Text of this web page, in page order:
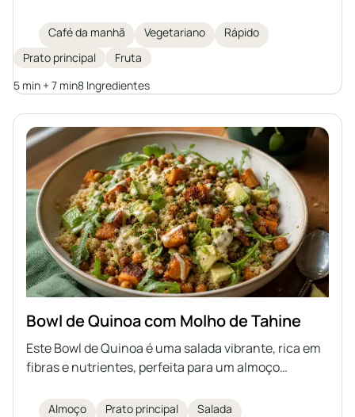
almoço ou jantar rápido, saudável e leve. Cada um
pode enriquecer a aveia com as suas frutas
favoritas ou substituições para criar a sua própria
versão deste clássico do café da manhã.
Café da manhã Vegetariano
Rápido
Prato principal
Fruta
5 min + 7 min8 Ingredientes
Bowl de Quinoa com Molho de Tahine
Este Bowl de Quinoa é uma salada vibrante, rica em
fibras e nutrientes, perfeita para um almoço
de-bico, rúcula fresca, abacate e brotos de abóbora,
Almoço Prato principal Salada